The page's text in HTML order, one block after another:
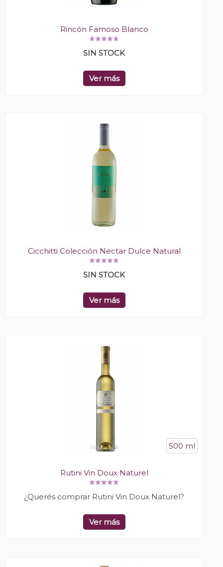
Rincón Famoso Blanco
SIN STOCK
Ver más
Cicchitti Colección Nectar Dulce Natural
SIN STOCK
Ver más
500 ml
Rutini Vin Doux Naturel
¿Querés comprar Rutini Vin Doux Naturel?
Ver más